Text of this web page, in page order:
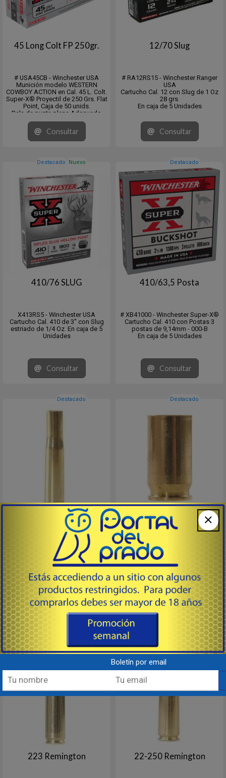
45 Long Colt FP 250gr.
# USA45CB - Winchester USA
Munición modelo WESTERN
COWBOY ACTION en Cal. 45 L. Colt.
Super-X® Proyectil de 250 Grs. Flat
Point, Caja de 50 unids.
Bala de punta plana Adecuado
para su uso en revólveres y rifles
con cargadores tubulares
Consultar
12/70 Slug
# RA12RS15 - Winchester Ranger
USA
Cartucho Cal. 12 con Slug de 1 Oz
28 grs.
En caja de 5 Unidades
Consultar
Destacado Nuevo
410/76 SLUG
X413RS5 - Winchester USA
Cartucho Cal. 410 de 3" con Slug
estriado de 1/4 Oz. En caja de 5
Unidades
Consultar
Destacado
410/63,5 Posta
# XB41000 - Winchester Super-X®
Cartucho Cal. 410 con Postas 3
postas de 9,14mm - 000-B
En caja de 5 Unidades
Consultar
Destacado
22 Hornet
# WSC22HU - WINCHESTER USA
Vaina sin fulminante en calibre 22
Hornet. Presentacion envase con
100 Unidades.
Consultar
Destacado
9mm - 9x19
# WSC9U - WINCHESTER USA
Vaina sin fulminante en calibre
9mm. Presentación envase con
100 Unidades.
Consultar
223 Remington
Destacado
22-250 Remington
Boletín por email